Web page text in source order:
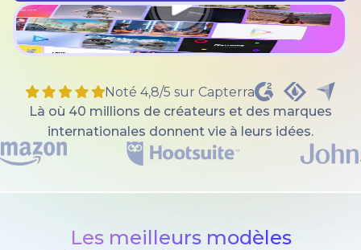
Noté 4,8/5 sur Capterra
Là où 40 millions de créateurs et des marques
internationales donnent vie à leurs idées.
Les meilleurs modèles